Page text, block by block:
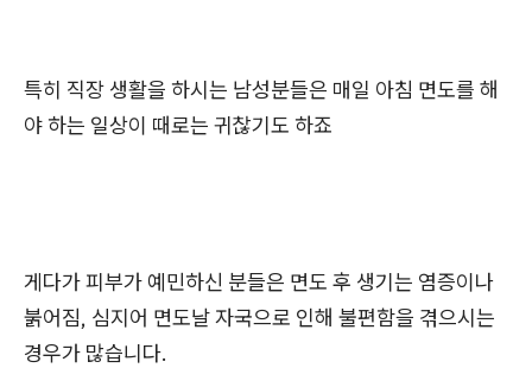
특히 직장 생활을 하시는 남성분들은 매일 아침 면도를 해
야 하는 일상이 때로는 귀찮기도 하죠
게다가 피부가 예민하신 분들은 면도 후 생기는 염증이나
붉어짐, 심지어 면도날 자국으로 인해 불편함을 겪으시는
경우가 많습니다.